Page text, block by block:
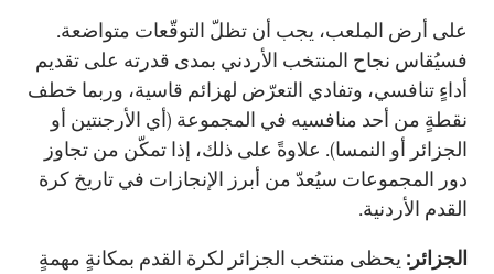
على أرض الملعب، يجب أن تظلّ التوقّعات متواضعة.
فسيُقاس نجاح المنتخب الأردني بمدى قدرته على تقديم
أداءٍ تنافسي، وتفادي التعرّض لهزائم قاسية، وربما خطف
نقطةٍ من أحد منافسيه في المجموعة (أي الأرجنتين أو
الجزائر أو النمسا). علاوةً على ذلك، إذا تمكّن من تجاوز
دور المجموعات سيُعدّ من أبرز الإنجازات في تاريخ كرة
القدم الأردنية.
الجزائر: يحظى منتخب الجزائر لكرة القدم بمكانةٍ مهمةٍ